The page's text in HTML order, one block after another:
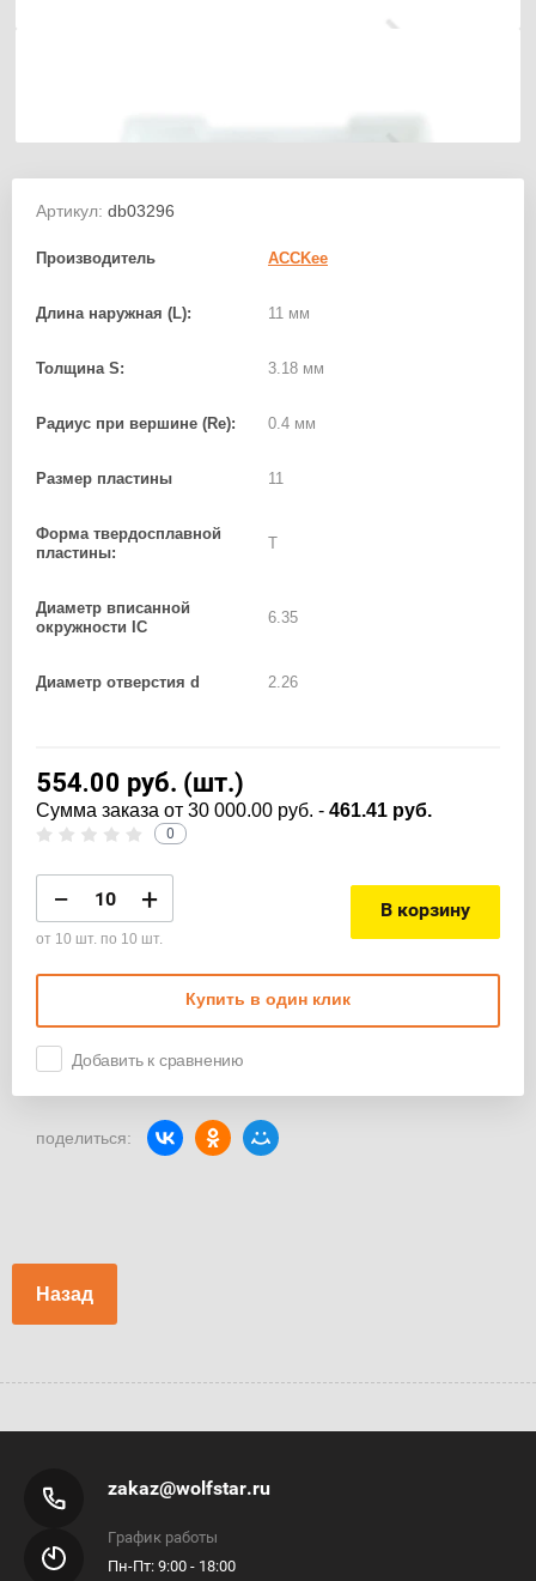
Артикул: db03296
Производитель ACCKee
Длина наружная (L): 11 мм
Толщина S: 3.18 мм
Радиус при вершине (Re): 0.4 мм
Размер пластины 11
Форма твердосплавной
пластины:
T
Диаметр вписанной
окружности IC
6.35
Диаметр отверстия d 2.26
554.00 руб. (шт.)
Cумма заказа от 30 000.00 руб. - 461.41 руб.
0
− +
от 10 шт. по 10 шт.
В корзину
Купить в один клик
Добавить к сравнению
поделиться:
Назад
zakaz@wolfstar.ru
График работы
Пн-Пт: 9:00 - 18:00